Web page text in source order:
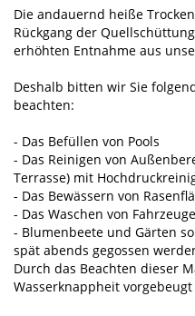
Die andauernd heiße
Rückgang der
erhöhten Entnahme aus
Deshalb bitten wir Sie
beachten:
- Das Befüllen von Pools
- Das Reinigen von
Terrasse) mit
- Das Bewässern von
- Das Waschen von
- Blumenbeete und Gärten
spät abends gegossen
Durch das Beachten dieser
Wasserknappheit